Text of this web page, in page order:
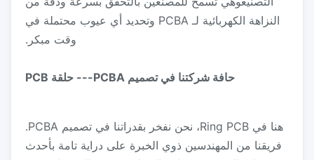
النزاهة الكهربائية لـ PCBA وتحديد أي عيوب محتملة في
وقت مبكر.
حافة شركتنا في تصميم PCBA--- حلقة PCB
هنا في Ring PCB، نحن نفخر بقدراتنا في تصميم PCBA.
فريقنا من المهندسين ذوي الخبرة على دراية تامة بأحدث